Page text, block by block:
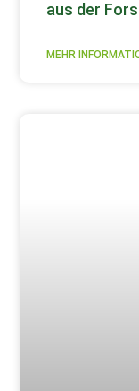
aus der
MEHR